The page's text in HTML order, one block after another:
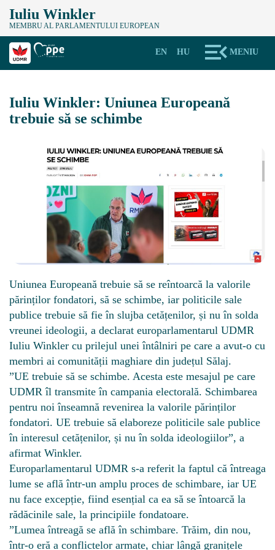
Iuliu Winkler
MEMBRU AL PARLAMENTULUI EUROPEAN
MENIU
HU
EN
Iuliu Winkler: Uniunea Europeană
trebuie să se schimbe
Uniunea Europeană trebuie să se reîntoarcă la valorile
părinților fondatori, să se schimbe, iar politicile sale
publice trebuie să fie în slujba cetățenilor, și nu în solda
vreunei ideologii, a declarat europarlamentarul UDMR
Iuliu Winkler cu prilejul unei întâlniri pe care a avut-o cu
membri ai comunității maghiare din județul Sălaj.
”UE trebuie să se schimbe. Acesta este mesajul pe care
UDMR îl transmite în campania electorală. Schimbarea
pentru noi înseamnă revenirea la valorile părinților
fondatori. UE trebuie să elaboreze politicile sale publice
în interesul cetățenilor, și nu în solda ideologiilor”, a
afirmat Winkler.
Europarlamentarul UDMR s-a referit la faptul că întreaga
lume se află într-un amplu proces de schimbare, iar UE
nu face excepție, fiind esențial ca ea să se întoarcă la
rădăcinile sale, la principiile fondatoare.
”Lumea întreagă se află în schimbare. Trăim, din nou,
într-o eră a conflictelor armate, chiar lângă granițele